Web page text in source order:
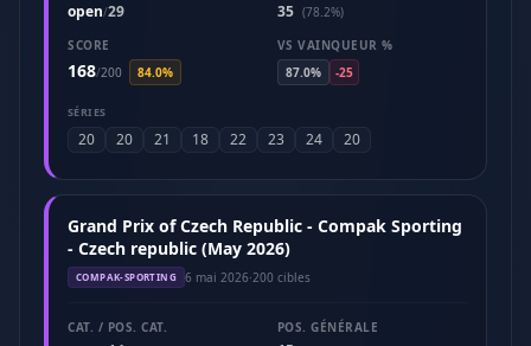
open/29 35 (78.2%)
SCORE
168/200 84.0%
VS VAINQUEUR %
87.0%
-25
SÉRIES
20 20 21 18 22 23 24 20
Grand Prix of Czech Republic - Compak Sporting
- Czech republic (May 2026)
COMPAK-SPORTING 6 mai 2026·200 cibles
CAT. / POS. CAT. POS. GÉNÉRALE